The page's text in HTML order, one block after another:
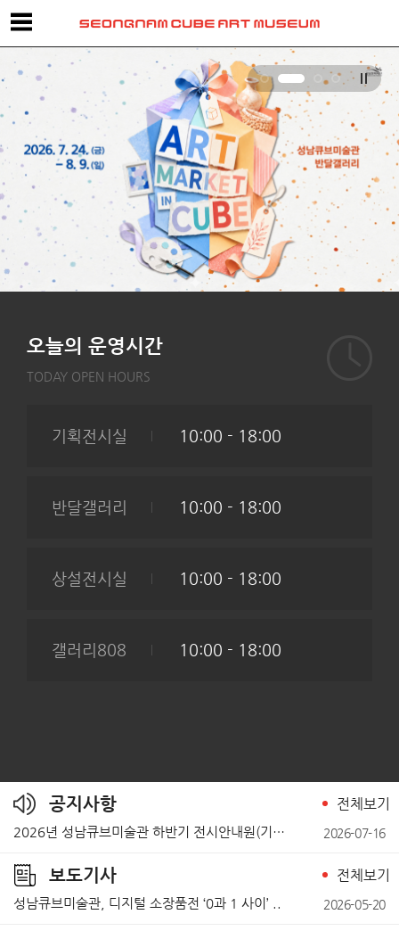
오늘의 운영시간
TODAY OPEN HOURS
기획전시실 10:00 - 18:00
반달갤러리 10:00 - 18:00
상설전시실 10:00 - 18:00
갤러리808 10:00 - 18:00
공지사항
2026년 성남큐브미술관 하반기 전시안내원(기간제근로.. 2026-07-16
전체보기
보도기사
성남큐브미술관, 디지털 소장품전 ‘0과 1 사이’ .. 2026-05-20
전체보기